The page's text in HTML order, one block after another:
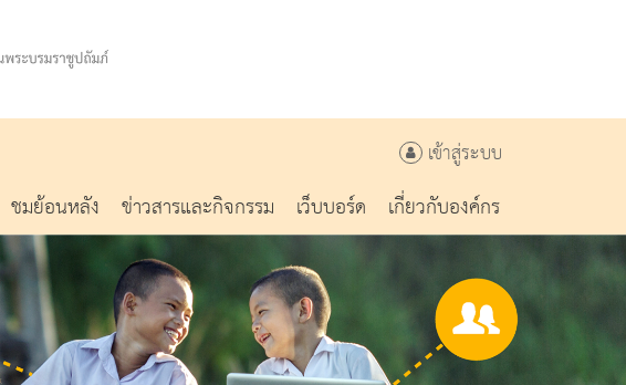
เข้าสู่ระบบ
ชมย้อนหลัง ข่าวสารและกิจกรรม เว็บบอร์ด เกี่ยวกับองค์กร